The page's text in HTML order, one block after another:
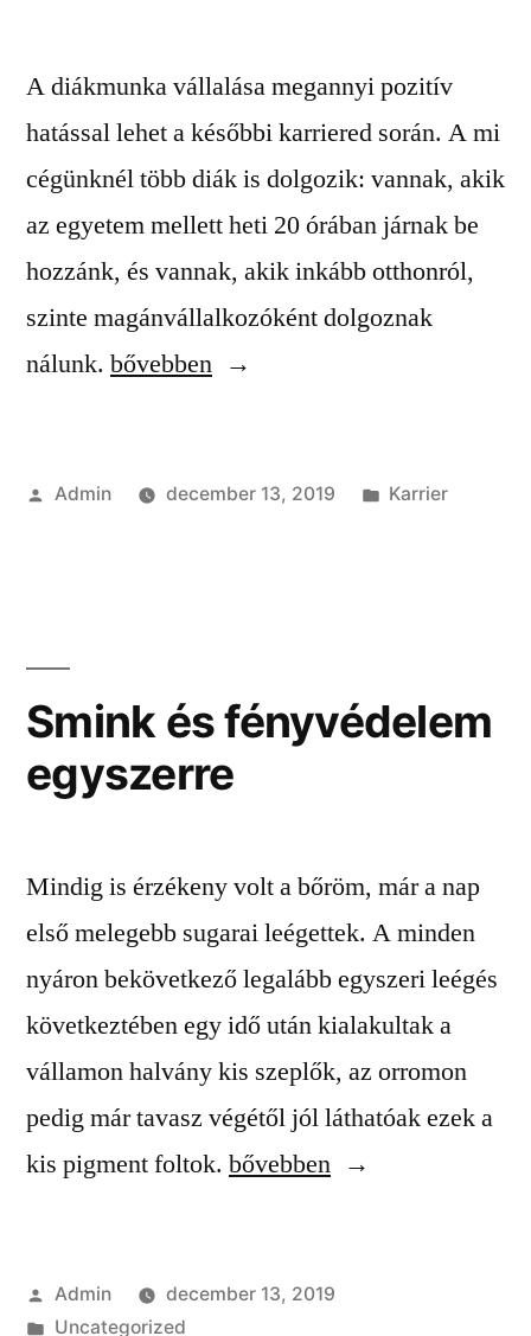
A diákmunka vállalása megannyi pozitív
hatással lehet a későbbi karriered során. A mi
cégünknél több diák is dolgozik: vannak, akik
az egyetem mellett heti 20 órában járnak be
hozzánk, és vannak, akik inkább otthonról,
szinte magánvállalkozóként dolgoznak
nálunk. “Diákmunka
bővebben
Szerző:
Admin december 13, 2019 Kategória:
Karrier
Smink és fényvédelem
egyszerre
Mindig is érzékeny volt a bőröm, már a nap
első melegebb sugarai leégettek. A minden
nyáron bekövetkező legalább egyszeri leégés
következtében egy idő után kialakultak a
vállamon halvány kis szeplők, az orromon
pedig már tavasz végétől jól láthatóak ezek a
kis pigment foltok. “Smink
egyszerre”
bővebben
Szerző:
Admin
december 13, 2019
Kategória:
Uncategorized